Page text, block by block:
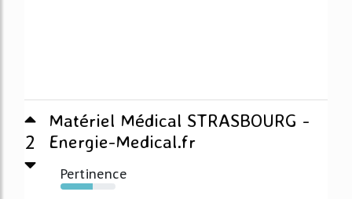
2
Matériel Médical STRASBOURG -
Energie-Medical.fr
Pertinence
58%